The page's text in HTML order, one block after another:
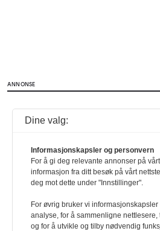
ANNONSE
Dine valg:
Informasjonskapsler og personvern
For å gi deg relevante annonser på
informasjon fra ditt besøk på vårt
deg mot dette under "Innstillinger".
For øvrig bruker vi
analyse, for å sammenligne
og for å utvikle og tilby nødvendig